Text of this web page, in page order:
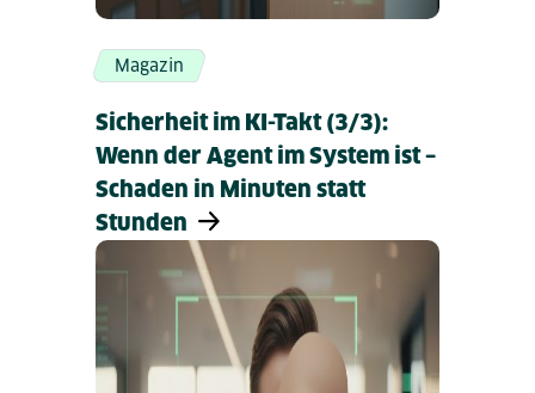
Magazin
Sicherheit im KI-Takt (3/3):
Wenn der Agent im System ist –
Schaden in Minuten statt
Stunden